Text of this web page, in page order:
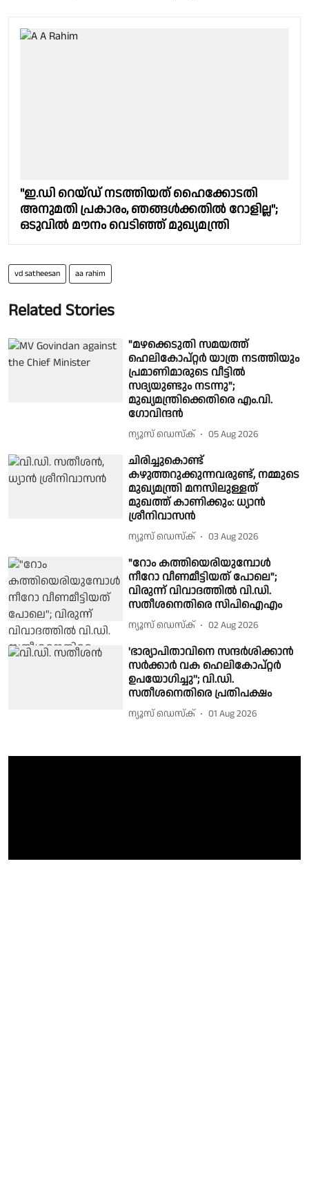
"ഇ.ഡി റെയ്ഡ് നടത്തിയത് ഹൈക്കോടതി
അനുമതി പ്രകാരം, ഞങ്ങൾക്കതിൽ റോളില്ല";
ഒടുവിൽ മൗനം വെടിഞ്ഞ് മുഖ്യമന്ത്രി
vd satheesan aa rahim
Related Stories
"മഴക്കെടുതി സമയത്ത്
ഹെലികോപ്റ്റർ യാത്ര നടത്തിയും
പ്രമാണിമാരുടെ വീട്ടിൽ
സദ്യയുണ്ടും നടന്നു";
മുഖ്യമന്ത്രിക്കെതിരെ എം.വി.
ഗോവിന്ദൻ
ന്യൂസ് ഡെസ്ക് 05 Aug 2026
ചിരിച്ചുകൊണ്ട്
കഴുത്തറുക്കുന്നവരുണ്ട്, നമ്മുടെ
മുഖ്യമന്ത്രി മനസിലുള്ളത്
മുഖത്ത് കാണിക്കും: ധ്യാൻ
ശ്രീനിവാസൻ
ന്യൂസ് ഡെസ്ക് 03 Aug 2026
"റോം കത്തിയെരിയുമ്പോൾ
നീറോ വീണമീട്ടിയത് പോലെ";
വിരുന്ന് വിവാദത്തിൽ വി.ഡി.
സതീശനെതിരെ സിപിഐഎം
ന്യൂസ് ഡെസ്ക് 02 Aug 2026
'ഭാര്യാപിതാവിനെ സന്ദർശിക്കാൻ
സർക്കാർ വക ഹെലികോപ്റ്റർ
ഉപയോഗിച്ചു''; വി.ഡി.
സതീശനെതിരെ പ്രതിപക്ഷം
ന്യൂസ് ഡെസ്ക് 01 Aug 2026